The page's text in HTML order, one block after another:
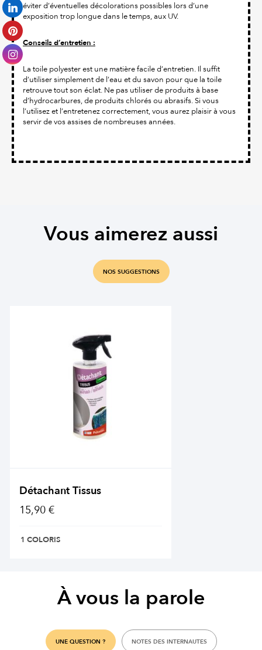
éviter d’éventuelles décolorations possibles lors d’une
exposition trop longue dans le temps, aux UV.
Conseils d’entretien :
La toile polyester est une matière facile d’entretien. Il suffit
d’utiliser simplement de l’eau et du savon pour que la toile
retrouve tout son éclat. Ne pas utiliser de produits à base
d’hydrocarbures, de produits chlorés ou abrasifs. Si vous
l’utilisez et l’entretenez correctement, vous aurez plaisir à vous
servir de vos assises de nombreuses années.
Vous aimerez aussi
NOS SUGGESTIONS
Détachant Tissus
15,90 €
1 COLORIS
À vous la parole
UNE QUESTION ? NOTES DES INTERNAUTES